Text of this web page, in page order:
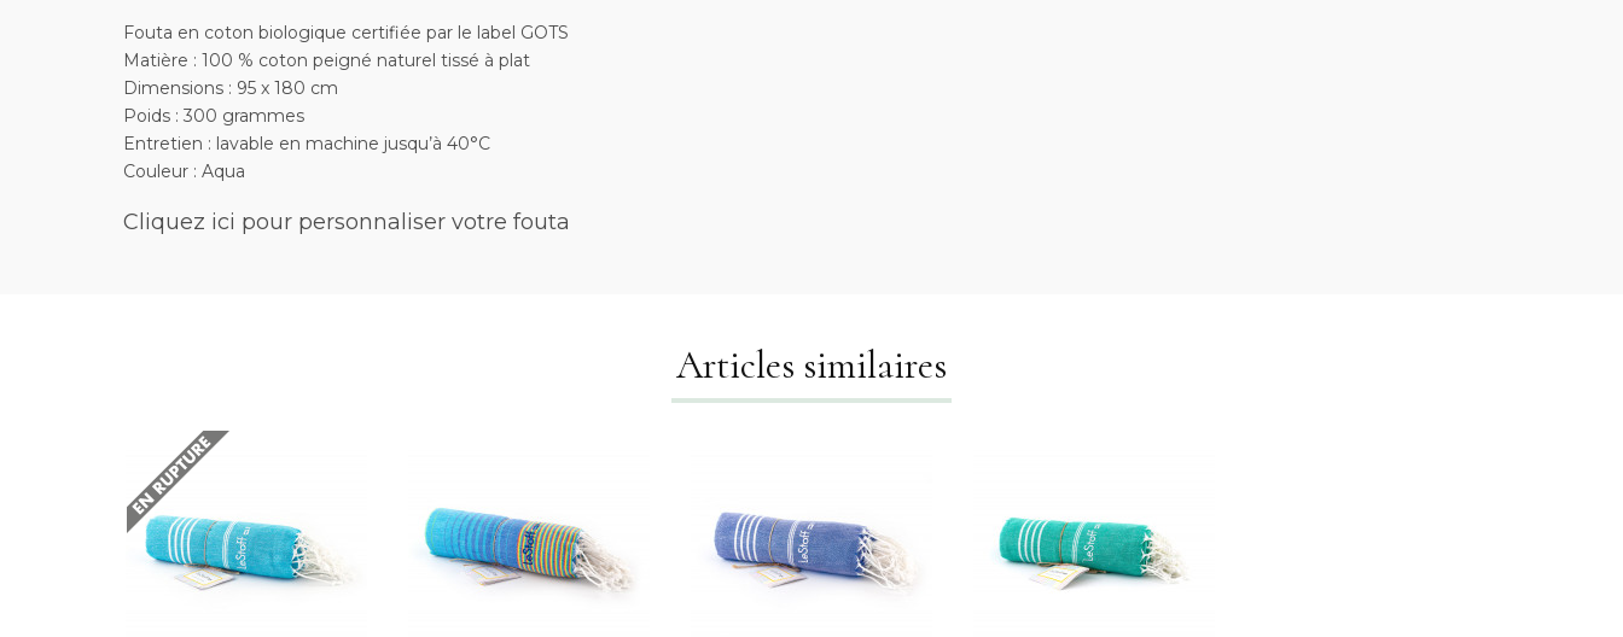
Fouta en coton biologique certifiée par le label GOTS
Matière : 100 % coton peigné naturel tissé à plat
Dimensions : 95 x 180 cm
Poids : 300 grammes
Entretien : lavable en machine jusqu’à 40°C
Couleur : Aqua
Cliquez ici pour personnaliser votre fouta
Articles similaires